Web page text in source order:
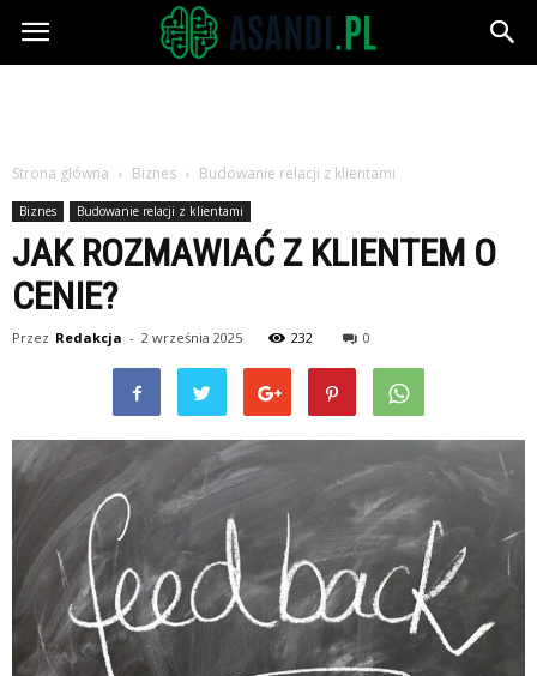
Asandi.pl
Strona główna Biznes Budowanie relacji z klientami
Biznes Budowanie relacji z klientami
JAK ROZMAWIAĆ Z KLIENTEM O
CENIE?
Przez Redakcja - 2 września 2025 232 0